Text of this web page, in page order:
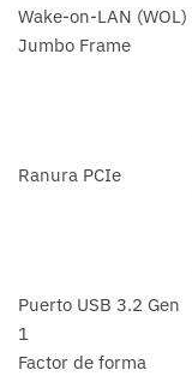
Wake-on-LAN (WOL)
Jumbo Frame
Ranura PCIe
Puerto USB 3.2 Gen
1
Factor de forma